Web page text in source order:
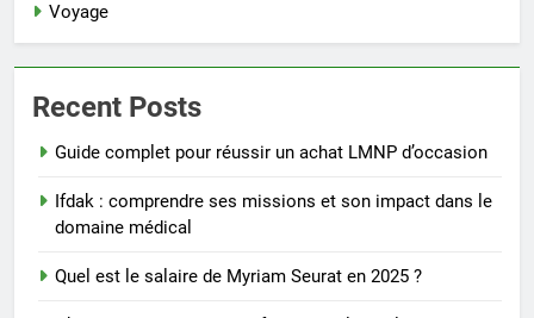
Voyage
Recent Posts
Guide complet pour réussir un achat LMNP d’occasion
Ifdak : comprendre ses missions et son impact dans le
domaine médical
Quel est le salaire de Myriam Seurat en 2025 ?